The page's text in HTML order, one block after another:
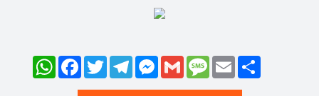
WhatsAppFacebook
TwitterTelegramMessenger
Gmail Message
Email